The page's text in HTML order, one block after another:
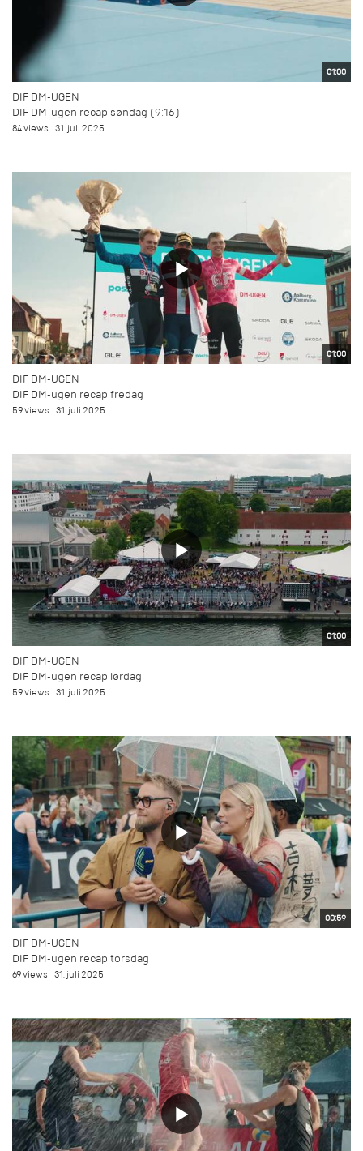
01:00
DIF DM-UGEN
DIF DM-ugen recap søndag (9:16)
84 views 31. juli 2025
01:00
DIF DM-UGEN
DIF DM-ugen recap fredag
59 views 31. juli 2025
01:00
DIF DM-UGEN
DIF DM-ugen recap lørdag
59 views 31. juli 2025
00:59
DIF DM-UGEN
DIF DM-ugen recap torsdag
69 views 31. juli 2025